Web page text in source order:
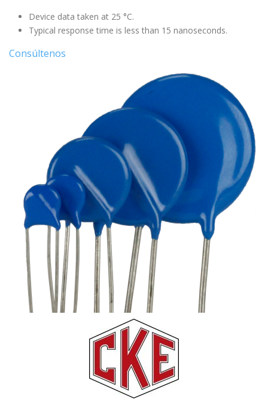
Device data taken at 25 °C.
Typical response time is less than 15 nanoseconds.
Consúltenos